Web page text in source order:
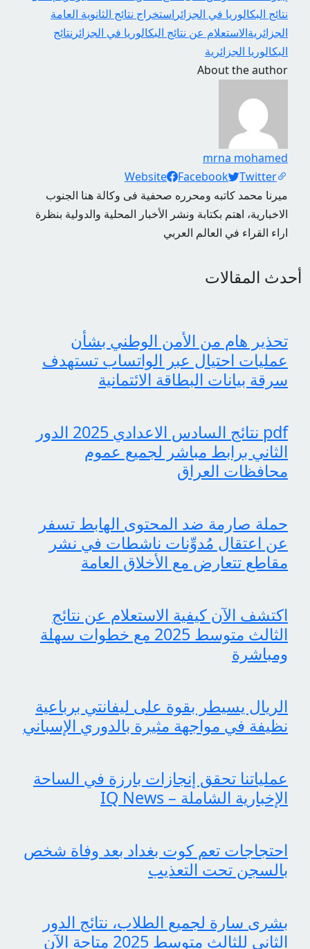
نتائج البكالوريا في الجزائر استخراج نتائج الثانوية العامة
الجزائريةالاستعلام عن نتائج البكالوريا في الجزائر نتائج
البكالوريا الجزائرية
About the author
mrna mohamed
Social Links
Website Facebook
Twitter
ميرنا محمد كاتبه ومحرره صحفية فى وكالة هنا الجنوب
الاخبارية، اهتم بكتابة ونشر الأخبار المحلية والدولية بنظرة
اراء القراء في العالم العربي
أحدث المقالات
تحذير هام من الأمن الوطني بشأن
عمليات احتيال عبر الواتساب تستهدف
سرقة بيانات البطاقة الائتمانية
pdf نتائج السادس الاعدادي 2025 الدور
الثاني برابط مباشر لجميع عموم
محافظات العراق
حملة صارمة ضد المحتوى الهابط تسفر
عن اعتقال مُدوِّنات ناشطات في نشر
مقاطع تتعارض مع الأخلاق العامة
اكتشف الآن كيفية الاستعلام عن نتائج
الثالث متوسط 2025 مع خطوات سهلة
ومباشرة
الريال يسيطر بقوة على ليفانتي برباعية
نظيفة في مواجهة مثيرة بالدوري الإسباني
عملياتنا تحقق إنجازات بارزة في الساحة
الإخبارية الشاملة – IQ News
احتجاجات تعم كوت بغداد بعد وفاة شخص
بالسجن تحت التعذيب
بشرى سارة لجميع الطلاب، نتائج الدور
الثاني للثالث متوسط 2025 متاحة الآن